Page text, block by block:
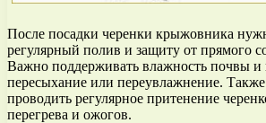
После посадки черенки крыжовника
регулярный полив и защиту от прямого
Важно поддерживать влажность почвы и
пересыхание или переувлажнение. Также
проводить регулярное притенение
перегрева и ожогов.